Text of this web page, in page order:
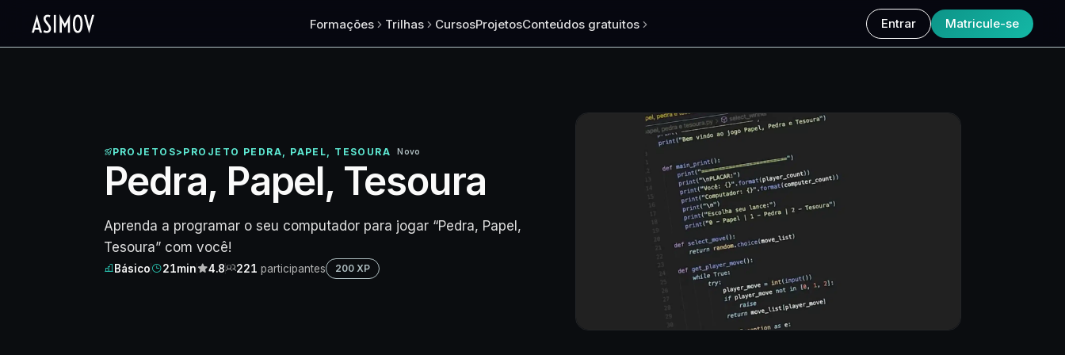
Formações Trilhas CursosProjetosConteúdos gratuitos Entrar Matricule-se
PROJETOS> PROJETO PEDRA, PAPEL, TESOURA Novo
Pedra, Papel, Tesoura
Aprenda a programar o seu computador para jogar “Pedra, Papel,
Tesoura” com você!
Básico 21min 4.8 221 participantes 200 XP